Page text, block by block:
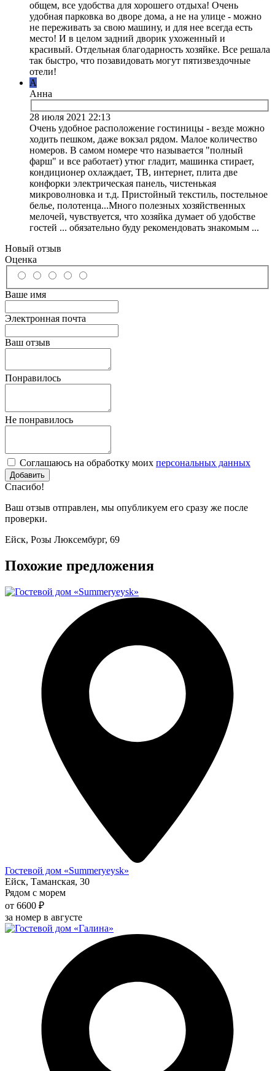
общем, все удобства для хорошего отдыха! Очень
удобная парковка во дворе дома, а не на улице - можно
не переживать за свою машину, и для нее всегда есть
место! И в целом задний дворик ухоженный и
красивый. Отдельная благодарность хозяйке. Все решала
так быстро, что позавидовать могут пятизвездочные
отели!
А
Анна
28 июля 2021 22:13
Очень удобное расположение гостиницы - везде можно
ходить пешком, даже вокзал рядом. Малое количество
номеров. В самом номере что называется "полный
фарш" и все работает) утюг гладит, машинка стирает,
кондиционер охлаждает, ТВ, интернет, плита две
конфорки электрическая панель, чистенькая
микроволновка и т.д. Пристойный текстиль, постельное
белье, полотенца...Много полезных хозяйственных
мелочей, чувствуется, что хозяйка думает об удобстве
гостей ... обязательно буду рекомендовать знакомым ...
Новый отзыв
Оценка
Ваше имя
Электронная почта
Ваш отзыв
Понравилось
Не понравилось
Соглашаюсь на обработку моих персональных данных
Спасибо!
Ваш отзыв отправлен, мы опубликуем его сразу же после
проверки.
Ейск, Розы Люксембург, 69
Похожие предложения
Гостевой дом «Summeryeysk»
Ейск, Таманская, 30
Рядом с морем
от 6600 ₽
за номер в августе